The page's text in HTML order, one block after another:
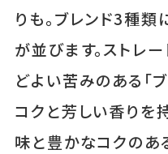
りも。ブレンド3種
が並びます。ストレ
どよい苦みのある「
コクと芳しい香りを
味と豊かなコクのあ